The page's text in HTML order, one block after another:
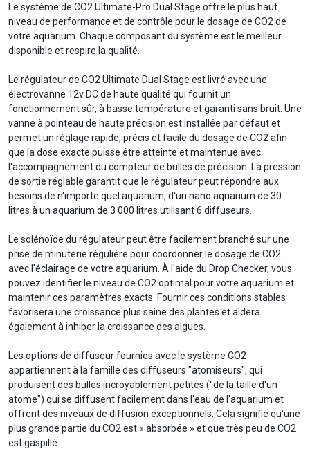
Le système de CO2 Ultimate-Pro Dual Stage offre le plus haut
niveau de performance et de contrôle pour le dosage de CO2 de
votre aquarium. Chaque composant du système est le meilleur
disponible et respire la qualité.
Le régulateur de CO2 Ultimate Dual Stage est livré avec une
électrovanne 12v DC de haute qualité qui fournit un
fonctionnement sûr, à basse température et garanti sans bruit. Une
vanne à pointeau de haute précision est installée par défaut et
permet un réglage rapide, précis et facile du dosage de CO2 afin
que la dose exacte puisse être atteinte et maintenue avec
l'accompagnement du compteur de bulles de précision. La pression
de sortie réglable garantit que le régulateur peut répondre aux
besoins de n'importe quel aquarium, d'un nano aquarium de 30
litres à un aquarium de 3 000 litres utilisant 6 diffuseurs.
Le solénoïde du régulateur peut être facilement branché sur une
prise de minuterie régulière pour coordonner le dosage de CO2
avec l'éclairage de votre aquarium. À l'aide du Drop Checker, vous
pouvez identifier le niveau de CO2 optimal pour votre aquarium et
maintenir ces paramètres exacts. Fournir ces conditions stables
favorisera une croissance plus saine des plantes et aidera
également à inhiber la croissance des algues.
Les options de diffuseur fournies avec le système CO2
appartiennent à la famille des diffuseurs "atomiseurs", qui
produisent des bulles incroyablement petites ("de la taille d'un
atome") qui se diffusent facilement dans l'eau de l'aquarium et
offrent des niveaux de diffusion exceptionnels. Cela signifie qu'une
plus grande partie du CO2 est « absorbée » et que très peu de CO2
est gaspillé.